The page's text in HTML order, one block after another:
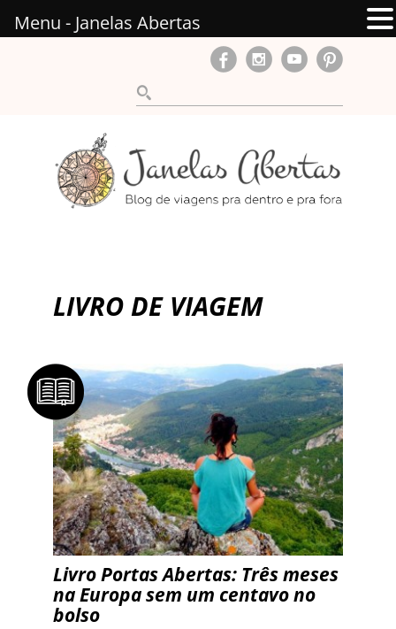
LIVRO DE VIAGEM
Livro Portas Abertas: Três meses
na Europa sem um centavo no
bolso
Menu - Janelas Abertas